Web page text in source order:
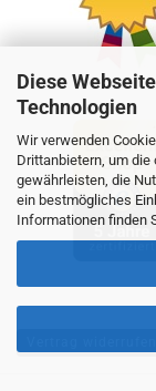
Diese
Technologien
Wir verwenden
Drittanbietern, um
gewährleisten, die
ein bestmögliches
Informationen finden